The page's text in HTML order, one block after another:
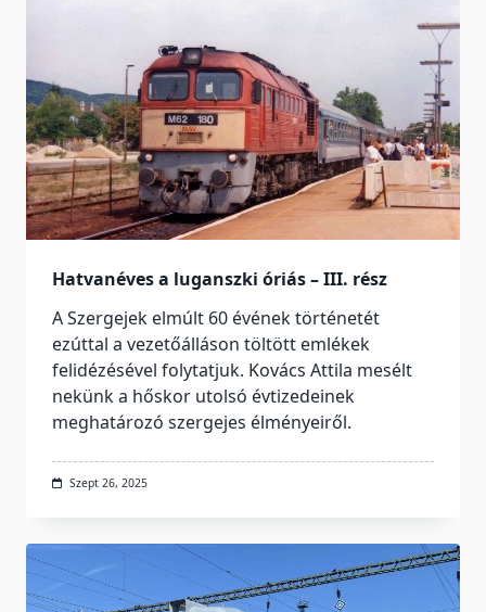
Hatvanéves a luganszki óriás – III. rész
A Szergejek elmúlt 60 évének történetét
ezúttal a vezetőálláson töltött emlékek
felidézésével folytatjuk. Kovács Attila mesélt
nekünk a hőskor utolsó évtizedeinek
meghatározó szergejes élményeiről.
Szept 26, 2025